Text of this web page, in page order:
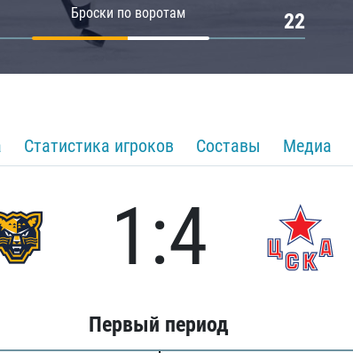
Броски по воротам 22
Статистика игроков Составы Медиа
1:4
Первый период